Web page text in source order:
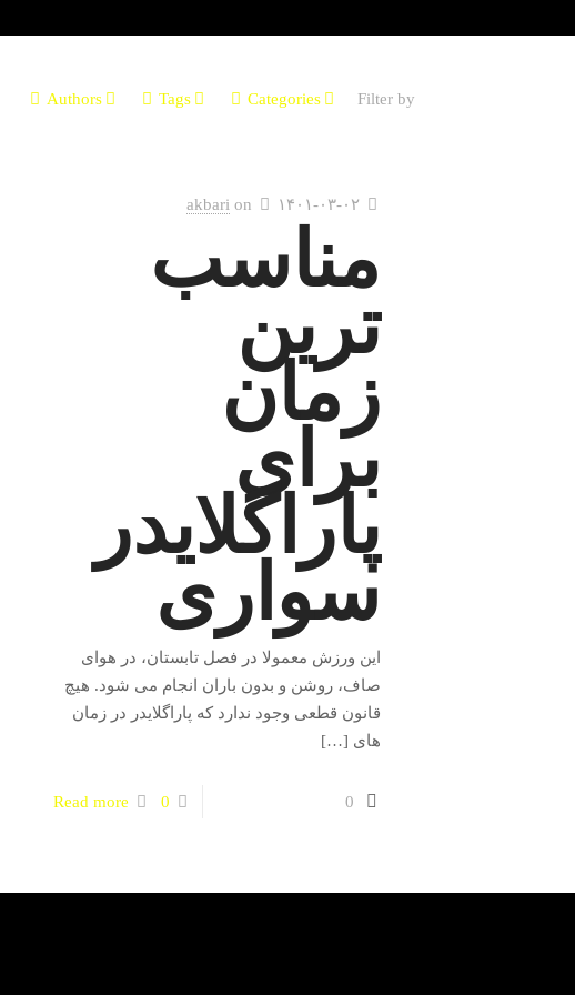
Filter by
Categories
Tags
Authors
akbari on ۱۴۰۱-۰۳-۰۲
مناسب
ترین
زمان
برای
پاراگلایدر
سواری
این ورزش معمولا در فصل تابستان، در هوای
صاف، روشن و بدون باران انجام می شود. هیچ
قانون قطعی وجود ندارد که پاراگلایدر در زمان
های […]
0
0
Read more